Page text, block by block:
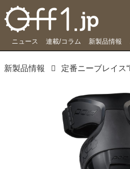
ニュース 連載/コラム 新製品情報
新製品情報